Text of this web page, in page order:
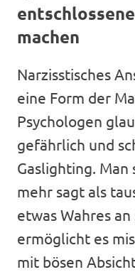
machen
Narzisstisches
eine Form der
Psychologen
gefährlich und
Gaslighting. Man
mehr sagt als
etwas Wahres
ermöglicht es
mit bösen